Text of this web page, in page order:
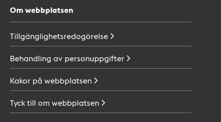
Om webbplatsen
Tillgänglighetsredogörelse
Behandling av personuppgifter
Kakor på webbplatsen
Tyck till om webbplatsen